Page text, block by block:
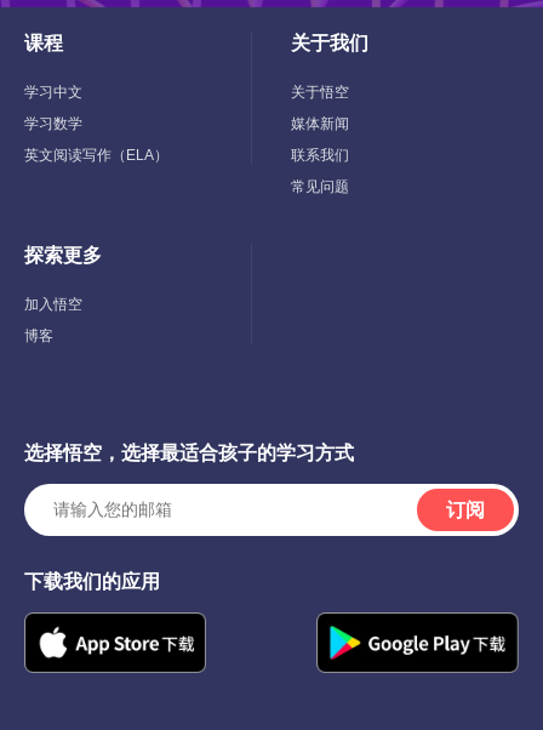
课程
Toggle
Menu
学习中文
学习数学
英文阅读写作（ELA）
关于我们
Toggle
Menu
关于悟空
媒体新闻
联系我们
常见问题
探索更多
Toggle
Menu
加入悟空
博客
选择悟空，选择最适合孩子的学习方式
订阅
下载我们的应用